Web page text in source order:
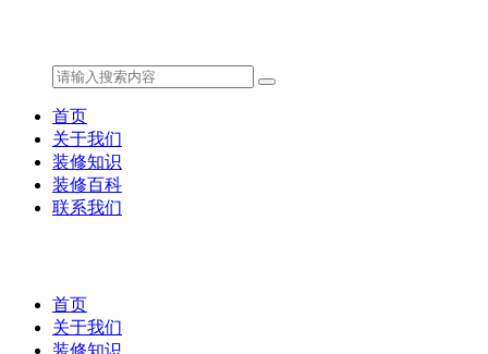
首页
关于我们
装修知识
装修百科
联系我们
首页
关于我们
装修知识